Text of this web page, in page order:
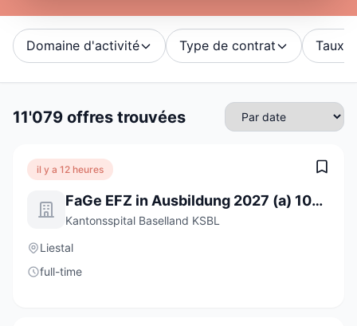
Domaine d'activité Type de contrat Taux
11'079 offres trouvées
il y a 12 heures
FaGe EFZ in Ausbildung 2027 (a) 100%
Kantonsspital Baselland KSBL
Liestal
full-time